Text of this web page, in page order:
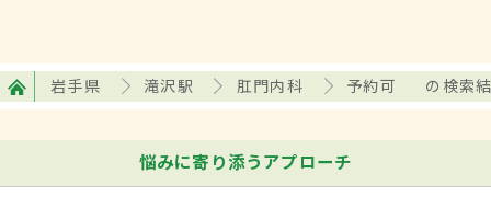
岩手県 滝沢駅 肛門内科 予約可 の検索
悩みに寄り添うアプローチ